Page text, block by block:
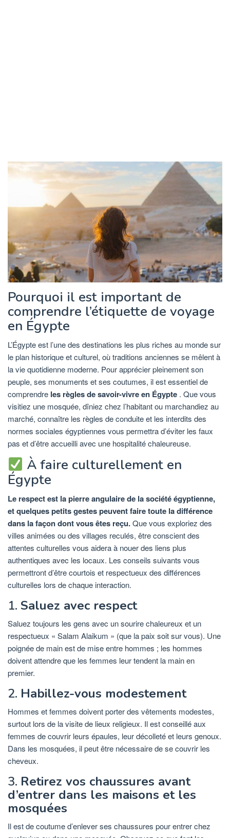
Pourquoi il est important de
comprendre l’étiquette de voyage
en Égypte
L’Égypte est l’une des destinations les plus riches au monde sur
le plan historique et culturel, où traditions anciennes se mêlent à
la vie quotidienne moderne. Pour apprécier pleinement son
peuple, ses monuments et ses coutumes, il est essentiel de
comprendre les règles de savoir-vivre en Égypte . Que vous
visitiez une mosquée, dîniez chez l’habitant ou marchandiez au
marché, connaître les règles de conduite et les interdits des
normes sociales égyptiennes vous permettra d’éviter les faux
pas et d’être accueilli avec une hospitalité chaleureuse.
À faire culturellement en
Égypte
Le respect est la pierre angulaire de la société égyptienne,
et quelques petits gestes peuvent faire toute la différence
dans la façon dont vous êtes reçu.Que vous exploriez des
villes animées ou des villages reculés, être conscient des
attentes culturelles vous aidera à nouer des liens plus
authentiques avec les locaux. Les conseils suivants vous
permettront d’être courtois et respectueux des différences
culturelles lors de chaque interaction.
1. Saluez avec respect
Saluez toujours les gens avec un sourire chaleureux et un
respectueux « Salam Alaikum » (que la paix soit sur vous). Une
poignée de main est de mise entre hommes ; les hommes
doivent attendre que les femmes leur tendent la main en
premier.
2. Habillez-vous modestement
Hommes et femmes doivent porter des vêtements modestes,
surtout lors de la visite de lieux religieux. Il est conseillé aux
femmes de couvrir leurs épaules, leur décolleté et leurs genoux.
Dans les mosquées, il peut être nécessaire de se couvrir les
cheveux.
3. Retirez vos chaussures avant
d’entrer dans les maisons et les
mosquées
Il est de coutume d’enlever ses chaussures pour entrer chez